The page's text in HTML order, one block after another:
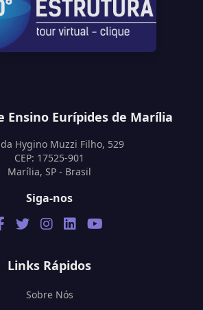
Ensino Eurípides de Marília
Hygino Muzzi Filho, 529
CEP: 17525-901
Marília, SP - Brasil
Siga-nos
Links Rápidos
Sobre Nós